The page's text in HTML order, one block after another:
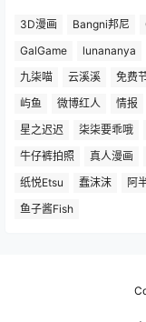
3D漫画 Bangni邦尼
GalGame
lunananya
九柒喵
云溪溪 免费
屿鱼
微博红人 情报
星之迟迟
柒柒要乖哦
牛仔裤拍照
真人漫画
纸悦Etsu
蠢沫沫 阿
鱼子酱Fish